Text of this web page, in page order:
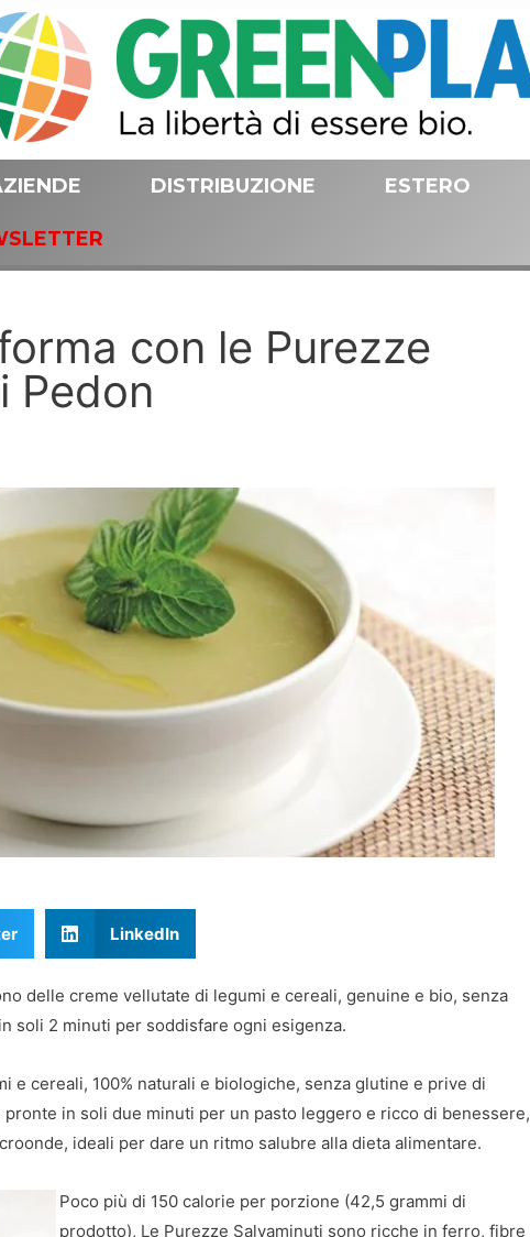
DISTRIBUZIONE ESTERO
con le Purezze
Pedon
LinkedIn
delle creme vellutate di legumi e cereali, genuine e bio, senza
soli 2 minuti per soddisfare ogni esigenza.
e cereali, 100% naturali e biologiche, senza glutine e prive di
in soli due minuti per un pasto leggero e ricco di benessere,
ideali per dare un ritmo salubre alla dieta alimentare.
Poco più di 150 calorie per porzione (42,5 grammi di
prodotto), Le Purezze Salvaminuti sono ricche in ferro, fibre